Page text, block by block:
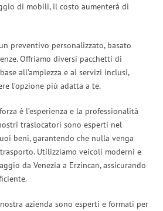
di mobili, il costo aumenterà di
preventivo personalizzato, basato
Offriamo diversi pacchetti di
all’ampiezza e ai servizi inclusi,
l’opzione più adatta a te.
è l’esperienza e la professionalità
traslocatori sono esperti nel
beni, garantendo che nulla venga
Utilizziamo veicoli moderni e
da Venezia a Erzincan, assicurando
azienda sono esperti e formati per